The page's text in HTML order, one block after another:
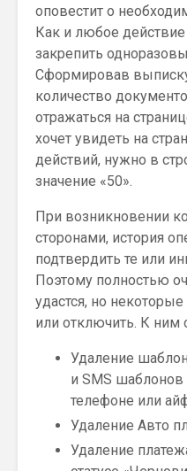
оповестит о
Как и любое
закрепить
Сформировав
количество
отражаться на
хочет увидеть на
действий, нужно в
значение «50».
При возникновении
сторонами, история
подтвердить те или
Поэтому полностью
удастся, но
или отключить. К ним
Удаление
и SMS
телефоне или
Удаление Авто
Удаление